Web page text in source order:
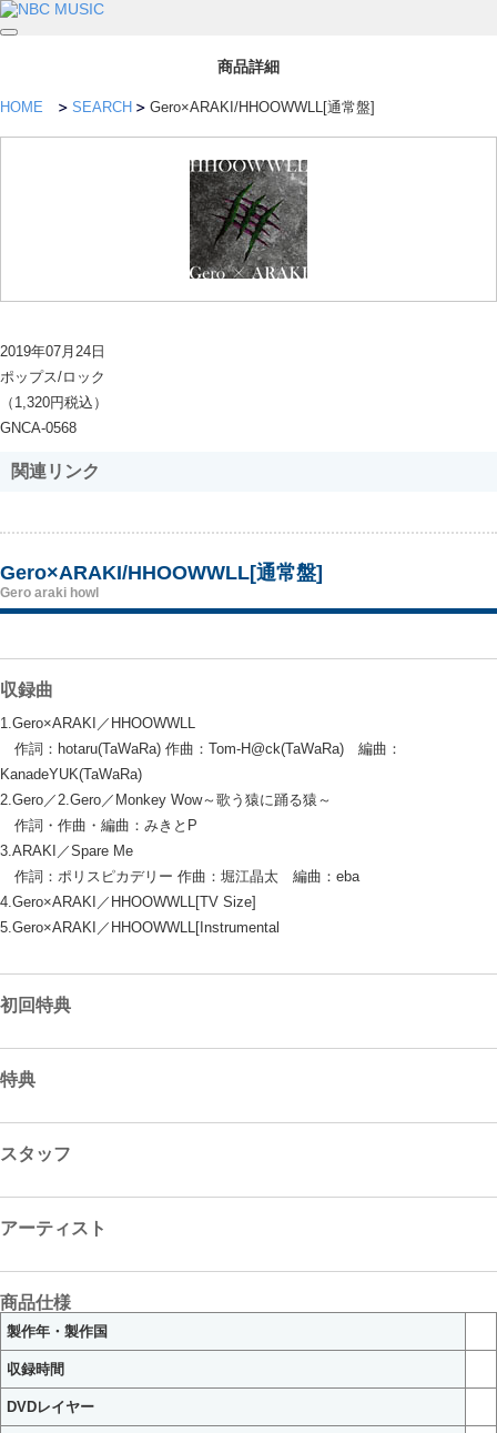
商品詳細
HOME SEARCH Gero×ARAKI/HHOOWWLL[通常盤]
2019年07月24日
ポップス/ロック
（1,320円税込）
GNCA-0568
関連リンク
Gero×ARAKI/HHOOWWLL[通常盤]
Gero araki howl
収録曲
1.Gero×ARAKI／HHOOWWLL
作詞：hotaru(TaWaRa) 作曲：Tom-H@ck(TaWaRa) 編曲：
KanadeYUK(TaWaRa)
2.Gero／2.Gero／Monkey Wow～歌う猿に踊る猿～
作詞・作曲・編曲：みきとP
3.ARAKI／Spare Me
作詞：ポリスピカデリー 作曲：堀江晶太 編曲：eba
4.Gero×ARAKI／HHOOWWLL[TV Size]
5.Gero×ARAKI／HHOOWWLL[Instrumental
初回特典
特典
スタッフ
アーティスト
商品仕様
製作年・製作国
収録時間
DVDレイヤー